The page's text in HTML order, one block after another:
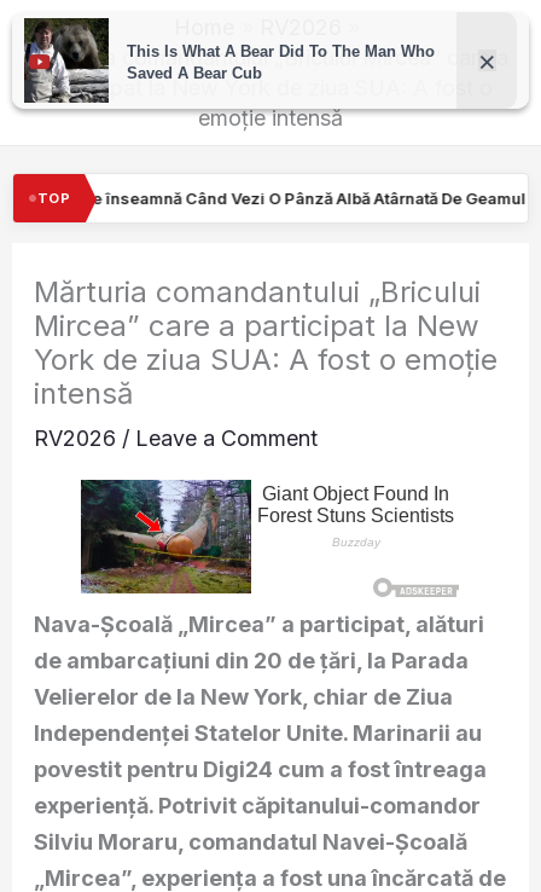
Skip
content
Mărturia comandantului „Bricului Mircea” care a
participat la New York de ziua SUA: A fost o
emoție intensă
TOP
O Pânză Albă Atârnată De Geamul Unei Mașini. Semnalul…
Mărturia comandantului „Bricului
Mircea” care a participat la New
York de ziua SUA: A fost o emoție
intensă
RV2026 / Leave a Comment
Nava-Școală „Mircea” a participat, alături
de ambarcațiuni din 20 de țări, la Parada
Velierelor de la New York, chiar de Ziua
Independenței Statelor Unite. Marinarii au
povestit pentru Digi24 cum a fost întreaga
experiență. Potrivit căpitanului-comandor
Silviu Moraru, comandatul Navei-Școală
„Mircea”, experiența a fost una încărcată de